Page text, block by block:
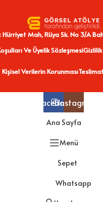
Hürriyet Mah, Rüya Sk. No 3/A
Ve Üyelik SözleşmesiGizlilik
Kişisel Verilerin Korunması
FacebookInstagram
Ana Sayfa
Menü
Sepet
Whatsapp